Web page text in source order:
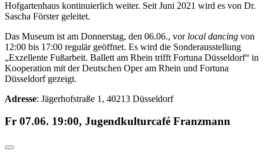
Hofgartenhaus kontinuierlich weiter. Seit Juni 2021 wird es von Dr.
Sascha Förster geleitet.
Das Museum ist am Donnerstag, den 06.06., vor local dancing von
12:00 bis 17:00 regulär geöffnet. Es wird die Sonderausstellung
„Exzellente Fußarbeit. Ballett am Rhein trifft Fortuna Düsseldorf“ in
Kooperation mit der Deutschen Oper am Rhein und Fortuna
Düsseldorf gezeigt.
Adresse: Jägerhofstraße 1, 40213 Düsseldorf
Fr 07.06. 19:00, Jugendkulturcafé Franzmann